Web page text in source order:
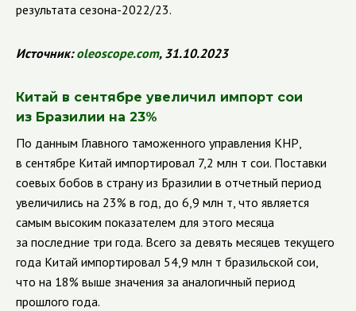
результата сезона-2022/23.
Источник:oleoscope.com, 31.10.2023
Китай в сентябре увеличил импорт сои
из Бразилии на 23%
По данным Главного таможенного управления КНР,
в сентябре Китай импортировал 7,2 млн т сои. Поставки
соевых бобов в страну из Бразилии в отчетный период
увеличились на 23% в год, до 6,9 млн т, что является
самым высоким показателем для этого месяца
за последние три года. Всего за девять месяцев текущего
года Китай импортировал 54,9 млн т бразильской сои,
что на 18% выше значения за аналогичный период
прошлого года.